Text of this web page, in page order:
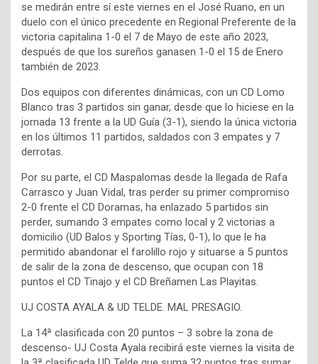
se medirán entre sí este viernes en el José Ruano, en un
duelo con el único precedente en Regional Preferente de la
victoria capitalina 1-0 el 7 de Mayo de este año 2023,
después de que los sureños ganasen 1-0 el 15 de Enero
también de 2023.
Dos equipos con diferentes dinámicas, con un CD Lomo
Blanco tras 3 partidos sin ganar, desde que lo hiciese en la
jornada 13 frente a la UD Guía (3-1), siendo la única victoria
en los últimos 11 partidos, saldados con 3 empates y 7
derrotas.
Por su parte, el CD Maspalomas desde la llegada de Rafa
Carrasco y Juan Vidal, tras perder su primer compromiso
2-0 frente el CD Doramas, ha enlazado 5 partidos sin
perder, sumando 3 empates como local y 2 victorias a
domicilio (UD Balos y Sporting Tías, 0-1), lo que le ha
permitido abandonar el farolillo rojo y situarse a 5 puntos
de salir de la zona de descenso, que ocupan con 18
puntos el CD Tinajo y el CD Breñamen Las Playitas.
UJ COSTA AYALA & UD TELDE. MAL PRESAGIO.
La 14ª clasificada con 20 puntos – 3 sobre la zona de
descenso- UJ Costa Ayala recibirá este viernes la visita de